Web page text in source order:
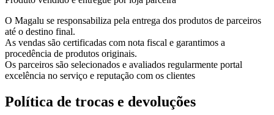
O Magalu se responsabiliza pela entrega dos produtos de parceiros
até o destino final.
As vendas são certificadas com nota fiscal e garantimos a
procedência de produtos originais.
Os parceiros são selecionados e avaliados regularmente portal
excelência no serviço e reputação com os clientes
Política de trocas e devoluções